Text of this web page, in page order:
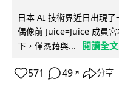
日本 AI 技術界近日出現
偶像前 Juice=Juice 成員
下，僅憑藉與...
閱讀全文
571 49 ↗ 分享